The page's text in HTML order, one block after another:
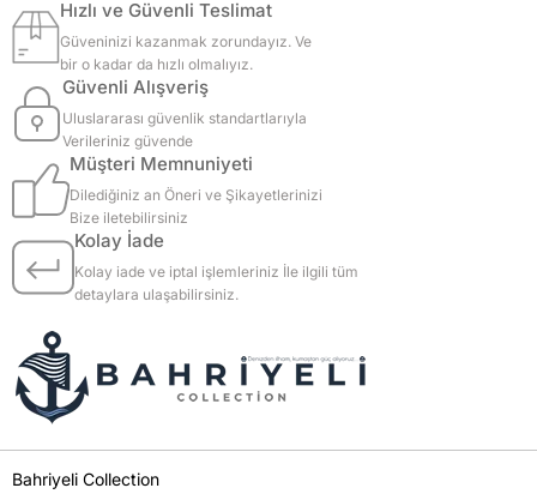
Hızlı ve Güvenli Teslimat
Güveninizi kazanmak zorundayız. Ve
bir o kadar da hızlı olmalıyız.
Güvenli Alışveriş
Uluslararası güvenlik standartlarıyla
Verileriniz güvende
Müşteri Memnuniyeti
Dilediğiniz an Öneri ve Şikayetlerinizi
Bize iletebilirsiniz
Kolay İade
Kolay iade ve iptal işlemleriniz İle ilgili tüm
detaylara ulaşabilirsiniz.
Bahriyeli Collection